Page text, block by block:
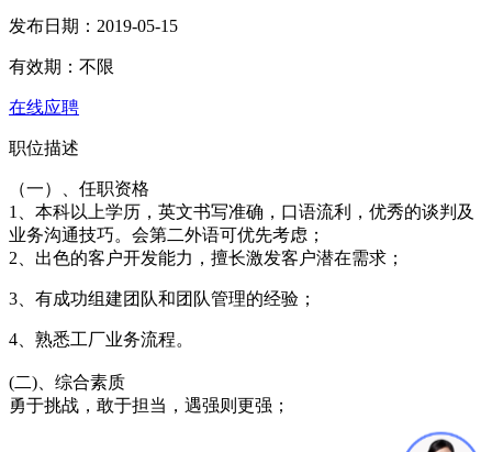
发布日期：2019-05-15
有效期：不限
在线应聘
职位描述
（一）、任职资格
1、本科以上学历，英文书写准确，口语流利，优秀的谈判及
业务沟通技巧。会第二外语可优先考虑；
2、出色的客户开发能力，擅长激发客户潜在需求；
3、有成功组建团队和团队管理的经验；
4、熟悉工厂业务流程。
(二)、综合素质
勇于挑战，敢于担当，遇强则更强；